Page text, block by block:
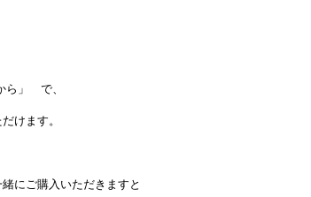
ら」 で、
けます。
にご購入いただきますと